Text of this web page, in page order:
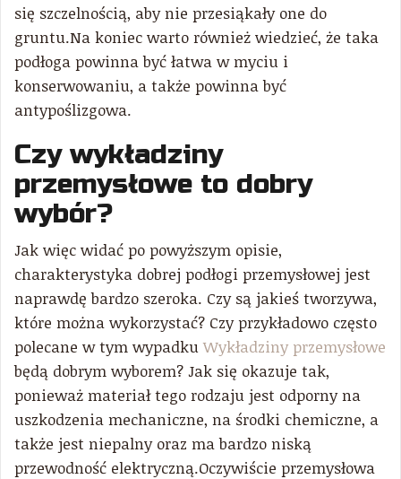
się szczelnością, aby nie przesiąkały one do
gruntu.Na koniec warto również wiedzieć, że taka
podłoga powinna być łatwa w myciu i
konserwowaniu, a także powinna być
antypoślizgowa.
Czy wykładziny
przemysłowe to dobry
wybór?
Jak więc widać po powyższym opisie,
charakterystyka dobrej podłogi przemysłowej jest
naprawdę bardzo szeroka. Czy są jakieś tworzywa,
które można wykorzystać? Czy przykładowo często
polecane w tym wypadkuWykładziny przemysłowe
będą dobrym wyborem? Jak się okazuje tak,
ponieważ materiał tego rodzaju jest odporny na
uszkodzenia mechaniczne, na środki chemiczne, a
także jest niepalny oraz ma bardzo niską
przewodność elektryczną.Oczywiście przemysłowa